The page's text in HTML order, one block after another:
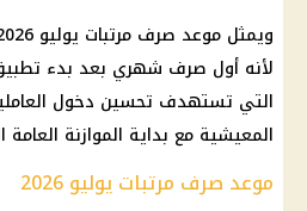
ويمثل موعد صرف مرتبات يوليو 2026
لأنه أول صرف شهري بعد بدء تطبيق
التي تستهدف تحسين دخول
المعيشية مع بداية الموازنة العامة
موعد صرف مرتبات يوليو 2026